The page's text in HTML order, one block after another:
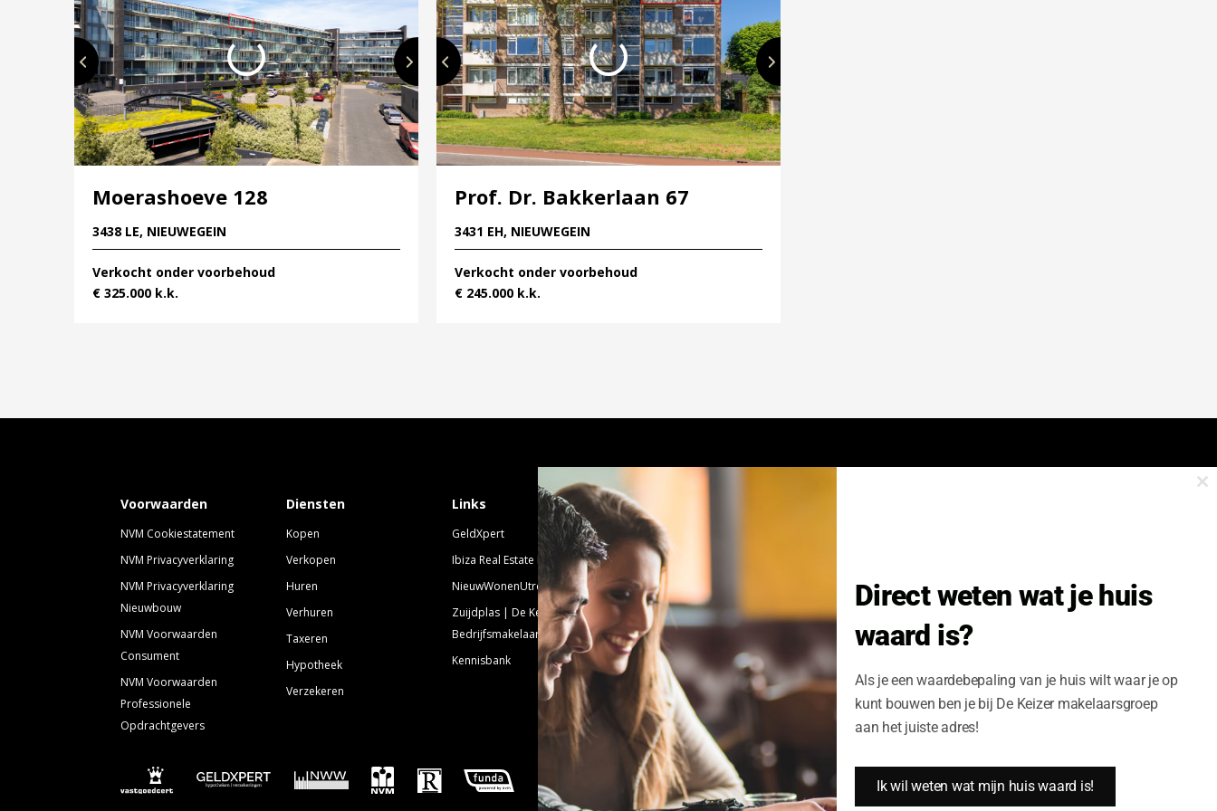
opslagruimte!
ALGEMEEN
– Oplevering Augustus 2023.
– Duurzame appartementen met 5 zonnepanelen per appartement;
– Vloerverwarming in alle vertrekken, welke per vertrek regelbaar zijn;
– Lucht-water warmtepomp met 200 liter boiler (in eigendom);
– Voorzien van complete keuken met inbouwapparatuur met composiet aanrechtblad;
– Luxe en compleet ingerichte badkamer en toilet;
– Wanden en plafonds zijn voorzien van strak stuc- en schilderwerk.
Moerashoeve 128
3438 LE, NIEUWEGEIN
Verkocht onder voorbehoud
€ 325.000 k.k.
Prof. Dr. Bakkerlaan 67
3431 EH, NIEUWEGEIN
Verkocht onder voorbehoud
€ 245.000 k.k.
Voorwaarden
NVM Cookiestatement
NVM Privacyverklaring
NVM Privacyverklaring
Nieuwbouw
NVM Voorwaarden
Consument
NVM Voorwaarden
Professionele
Opdrachtgevers
Diensten
Kopen
Verkopen
Huren
Verhuren
Taxeren
Hypotheek
Verzekeren
Links
GeldXpert
Ibiza Real Estate BDK
NieuwWonenUtrecht
Zuijdplas | De Keizer
Bedrijfsmakelaars
Kennisbank
Schrijf je in voor onze nieuwsbrief.
Nieuwsbrief Nieuwbouw
Emailadres: Volledige Naam:
Schrijf me nu in
Volg ons!
Direct weten wat je huis
waard is?
Als je een waardebepaling van je huis wilt waar je op
kunt bouwen ben je bij De Keizer makelaarsgroep
aan het juiste adres!
Ik wil weten wat mijn huis waard is!